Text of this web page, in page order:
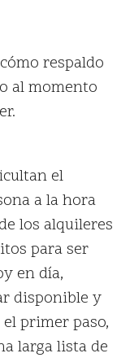
respaldo
al momento
el
a la hora
los alquileres
para ser
en día,
disponible y
primer paso,
larga lista de